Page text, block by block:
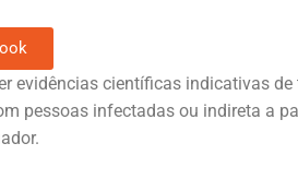
evidências científicas indicativas
pessoas infectadas ou indireta a